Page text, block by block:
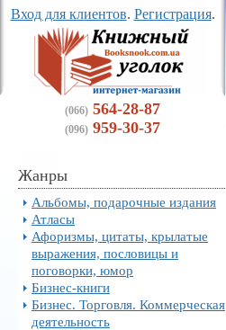
Вход для клиентов. Регистрация.
(066) 564-28-87
(096) 959-30-37
Жанры
Альбомы, подарочные издания
Атласы
Афоризмы, цитаты, крылатые
выражения, пословицы и
поговорки, юмор
Бизнес-книги
Бизнес. Торговля. Коммерческая
деятельность